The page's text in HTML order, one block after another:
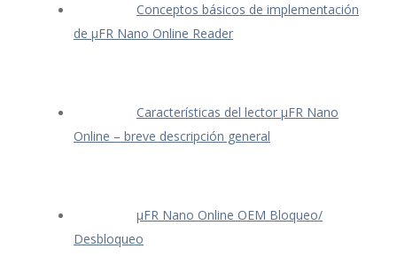
Conceptos básicos de implementación
de μFR Nano Online Reader
Características del lector μFR Nano
Online – breve descripción general
μFR Nano Online OEM Bloqueo/
Desbloqueo